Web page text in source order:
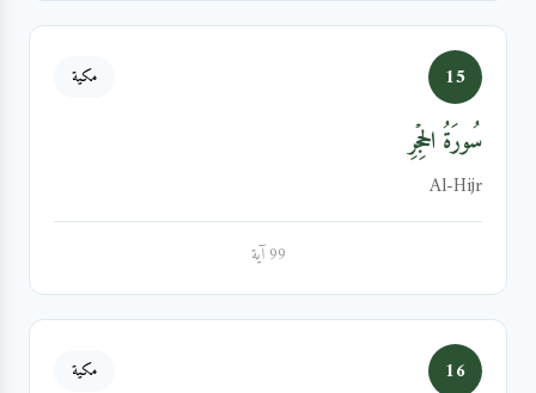
15 مكية
سُورَةُ الحِجۡرِ
Al-Hijr
99 آية
16 مكية